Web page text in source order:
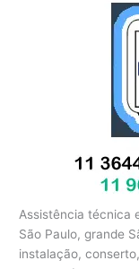
Assistência técnica
São Paulo, grande
instalação,